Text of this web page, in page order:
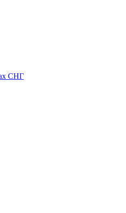
СНГ